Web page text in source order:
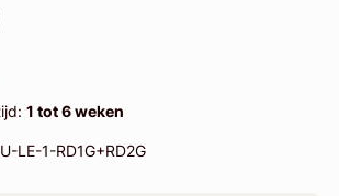
1 tot 6 weken
LE-1-RD1G+RD2G